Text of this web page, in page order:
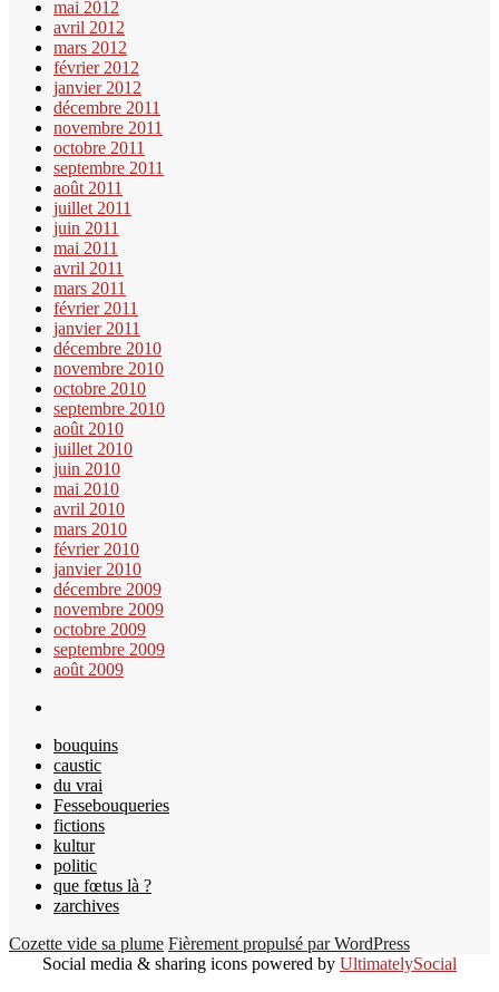
mai 2012
avril 2012
mars 2012
février 2012
janvier 2012
décembre 2011
novembre 2011
octobre 2011
septembre 2011
août 2011
juillet 2011
juin 2011
mai 2011
avril 2011
mars 2011
février 2011
janvier 2011
décembre 2010
novembre 2010
octobre 2010
septembre 2010
août 2010
juillet 2010
juin 2010
mai 2010
avril 2010
mars 2010
février 2010
janvier 2010
décembre 2009
novembre 2009
octobre 2009
septembre 2009
août 2009
bouquins
caustic
du vrai
Fessebouqueries
fictions
kultur
politic
que fœtus là ?
zarchives
Cozette vide sa plume Fièrement propulsé par WordPress
Social media & sharing icons powered by UltimatelySocial